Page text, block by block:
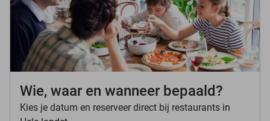
Wie, waar en wanneer bepaald?
Kies je datum en reserveer direct bij restaurants in